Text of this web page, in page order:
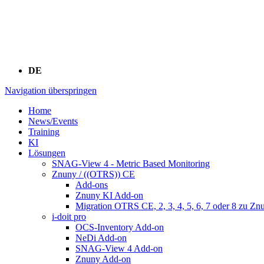
DE
Navigation überspringen
Home
News/Events
Training
KI
Lösungen
SNAG-View 4 - Metric Based Monitoring
Znuny / ((OTRS)) CE
Add-ons
Znuny KI Add-on
Migration OTRS CE, 2, 3, 4, 5, 6, 7 oder 8 zu
i-doit pro
OCS-Inventory Add-on
NeDi Add-on
SNAG-View 4 Add-on
Znuny Add-on